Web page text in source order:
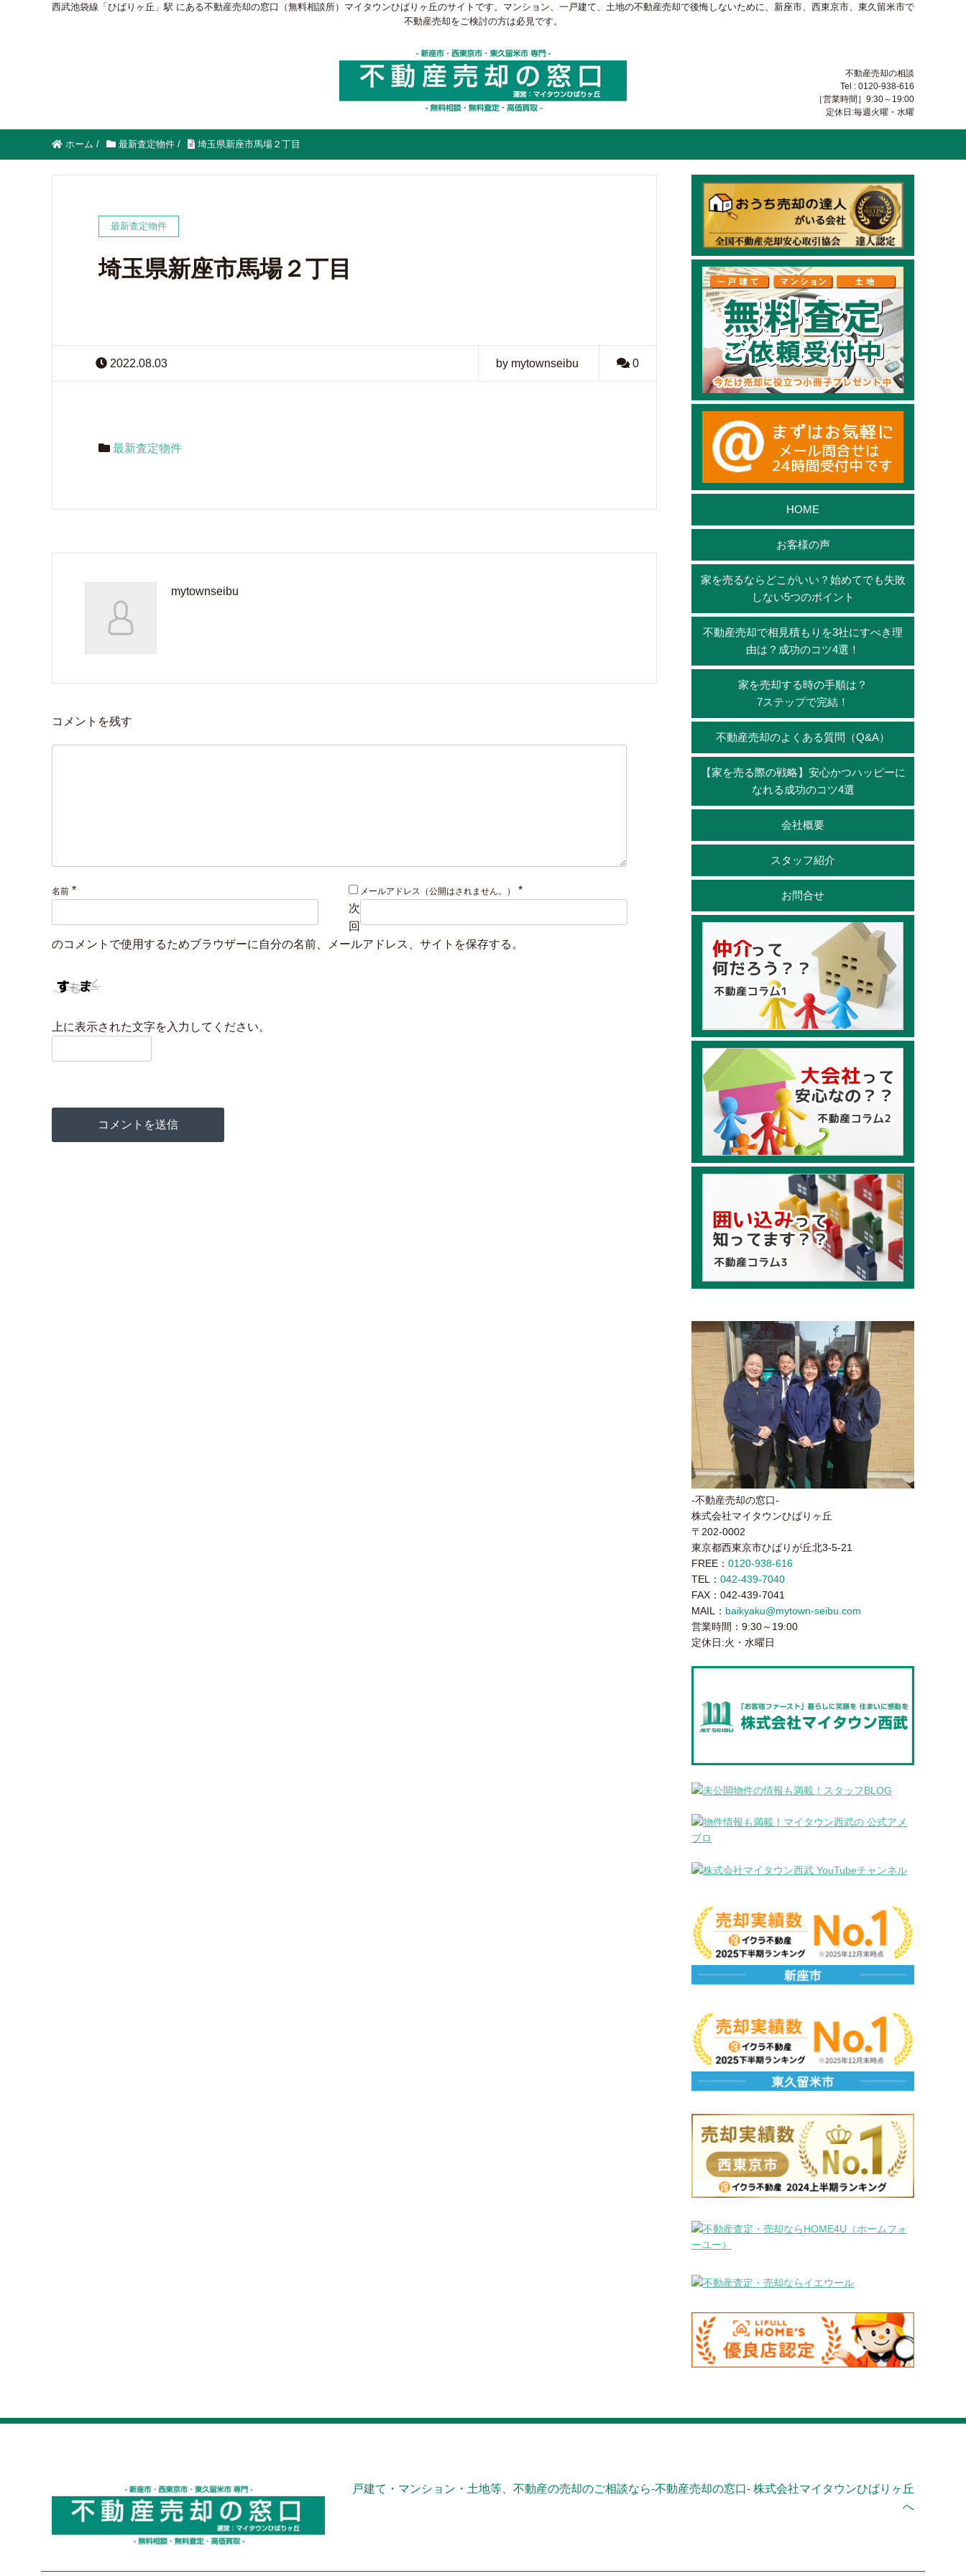
西武池袋線「ひばりヶ丘」駅 にある不動産売却の窓口（無料相談所）マイタウンひばりヶ丘のサイトです。マンション、一戸建て、土地の不動産売却で後悔しないために、新座市、西東京市、東久留米市で
不動産売却をご検討の方は必見です。
不動産売却の相談
Tel : 0120-938-616
［営業時間］9:30～19:00
定休日:毎週火曜・水曜
ホーム / 最新査定物件 / 埼玉県新座市馬場２丁目
最新査定物件
埼玉県新座市馬場２丁目
2022.08.03 by mytownseibu 0
最新査定物件
mytownseibu
コメントを残す
名前 * メールアドレス（公開はされません。）
*
次
回
のコメントで使用するためブラウザーに自分の名前、メールアドレス、サイトを保存する。
上に表示された文字を入力してください。
HOME
お客様の声
家を売るならどこがいい？始めてでも失敗
しない5つのポイント
不動産売却で相見積もりを3社にすべき理
由は？成功のコツ4選！
家を売却する時の手順は？
7ステップで完結！
不動産売却のよくある質問（Q&A）
【家を売る際の戦略】安心かつハッピーに
なれる成功のコツ4選
会社概要
スタッフ紹介
お問合せ
-不動産売却の窓口-
株式会社マイタウンひばりヶ丘
〒202-0002
東京都西東京市ひばりが丘北3-5-21
FREE： 0120-938-616
TEL： 042-439-7040
FAX：042-439-7041
MAIL： baikyaku@mytown-seibu.com
営業時間：9:30～19:00
定休日:火・水曜日
戸建て・マンション・土地等、不動産の売却のご相談なら-不動産売却の窓口- 株式会社マイタウンひばりヶ丘
へ